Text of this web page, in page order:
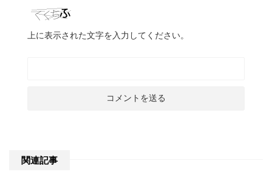
上に表示された文字を入力してください。
関連記事